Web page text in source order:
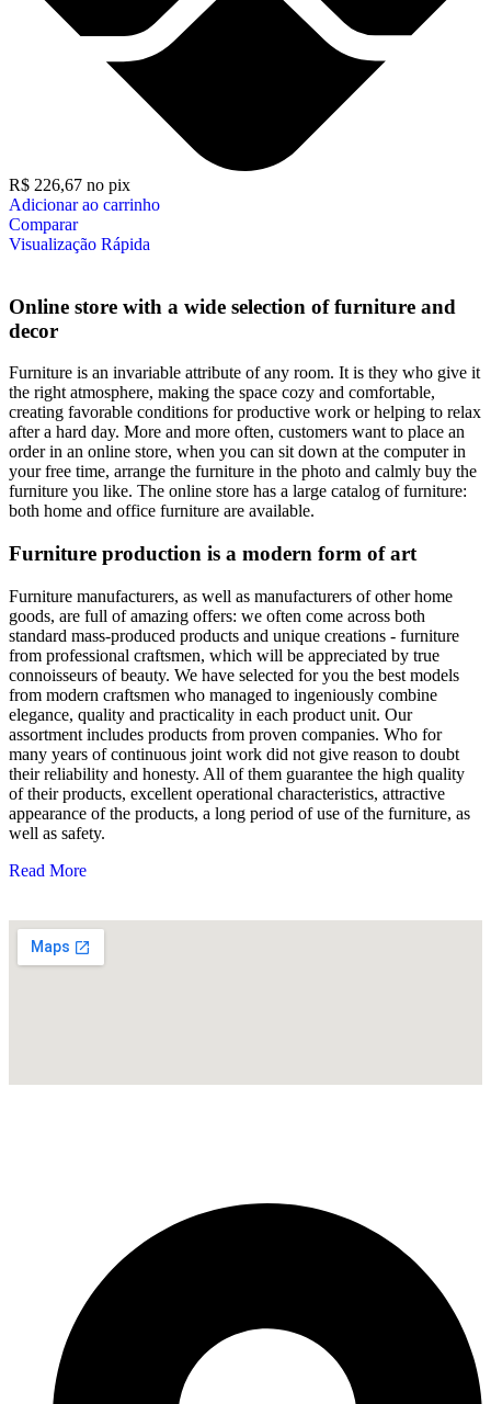
R$ 226,67 no pix
Adicionar ao carrinho
Comparar
Visualização Rápida
Online store with a wide selection of furniture and
decor
Furniture is an invariable attribute of any room. It is they who give it
the right atmosphere, making the space cozy and comfortable,
creating favorable conditions for productive work or helping to relax
after a hard day. More and more often, customers want to place an
order in an online store, when you can sit down at the computer in
your free time, arrange the furniture in the photo and calmly buy the
furniture you like. The online store has a large catalog of furniture:
both home and office furniture are available.
Furniture production is a modern form of art
Furniture manufacturers, as well as manufacturers of other home
goods, are full of amazing offers: we often come across both
standard mass-produced products and unique creations - furniture
from professional craftsmen, which will be appreciated by true
connoisseurs of beauty. We have selected for you the best models
from modern craftsmen who managed to ingeniously combine
elegance, quality and practicality in each product unit. Our
assortment includes products from proven companies. Who for
many years of continuous joint work did not give reason to doubt
their reliability and honesty. All of them guarantee the high quality
of their products, excellent operational characteristics, attractive
appearance of the products, a long period of use of the furniture, as
well as safety.
Read More